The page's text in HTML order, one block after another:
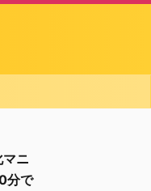
ニ
分で